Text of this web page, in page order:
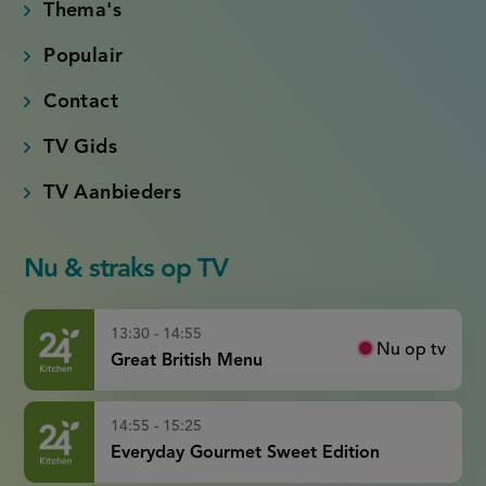
Thema's
Populair
Contact
TV Gids
TV Aanbieders
Nu & straks op TV
13:30 - 14:55
Great British Menu
Nu op tv
14:55 - 15:25
Everyday Gourmet Sweet Edition